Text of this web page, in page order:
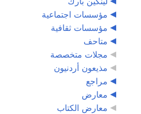
مؤسسات اجتماعية
مؤسسات ثقافية
متاحف
مجلات متخصصة
مذيعون أردنيون
مراجع
معارض
معارض الكتاب